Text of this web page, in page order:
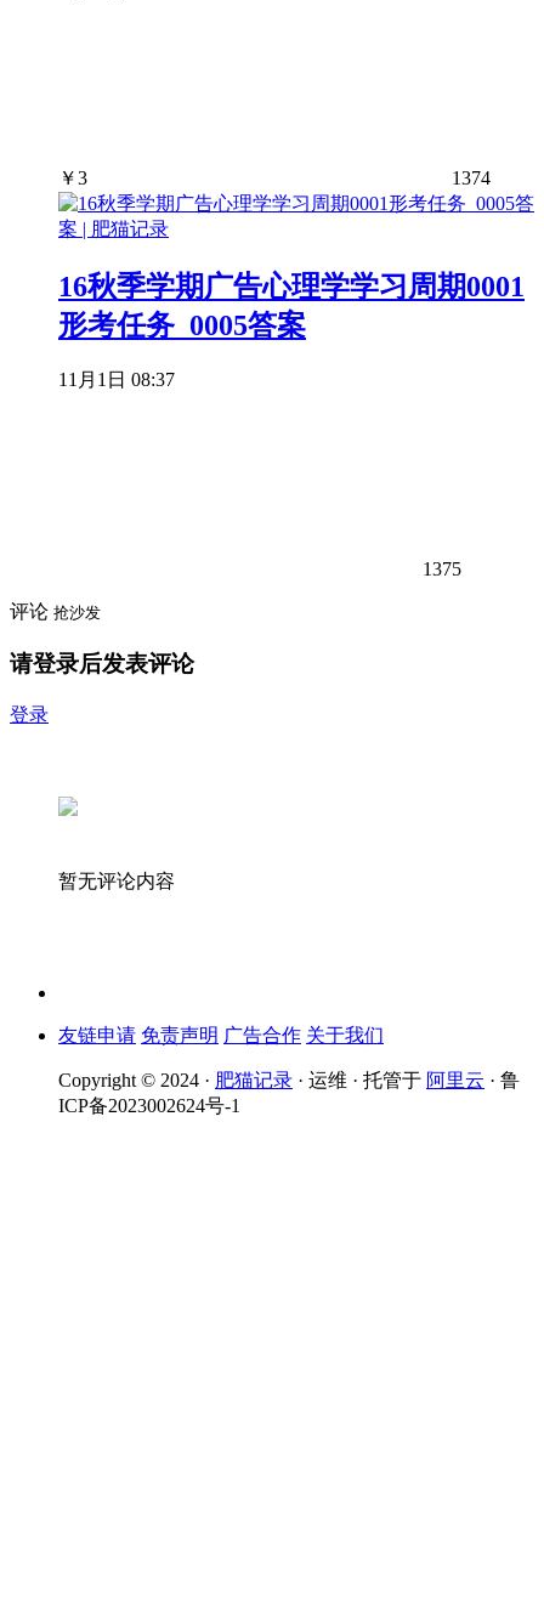
￥3 1374
16秋季学期广告心理学学习周期0001
形考任务_0005答案
11月1日 08:37
1375
评论 抢沙发
请登录后发表评论
登录
暂无评论内容
友链申请 免责声明 广告合作 关于我们
Copyright © 2024 · 肥猫记录 · 运维 · 托管于 阿里云 · 鲁
ICP备2023002624号-1